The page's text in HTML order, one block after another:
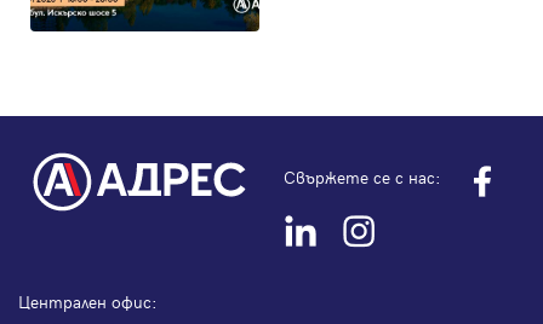
Свържете се с нас:
Централен офис: